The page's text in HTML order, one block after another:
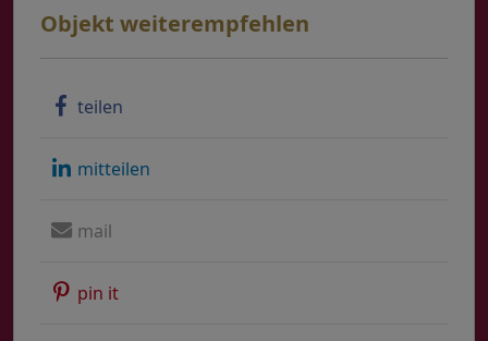
Objekt weiterempfehlen
teilen
mitteilen
mail
pin it